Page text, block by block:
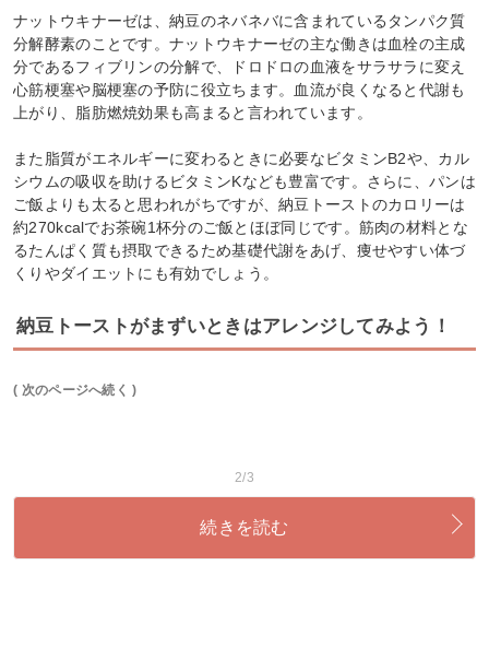
ナットウキナーゼは、納豆のネバネバに含まれているタンパク質
分解酵素のことです。ナットウキナーゼの主な働きは血栓の主成
分であるフィブリンの分解で、ドロドロの血液をサラサラに変え
心筋梗塞や脳梗塞の予防に役立ちます。血流が良くなると代謝も
上がり、脂肪燃焼効果も高まると言われています。
また脂質がエネルギーに変わるときに必要なビタミンB2や、カル
シウムの吸収を助けるビタミンKなども豊富です。さらに、パンは
ご飯よりも太ると思われがちですが、納豆トーストのカロリーは
約270kcalでお茶碗1杯分のご飯とほぼ同じです。筋肉の材料とな
るたんぱく質も摂取できるため基礎代謝をあげ、痩せやすい体づ
くりやダイエットにも有効でしょう。
納豆トーストがまずいときはアレンジしてみよう！
( 次のページへ続く )
2/3
続きを読む